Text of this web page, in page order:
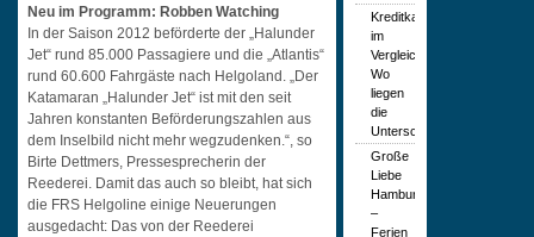
Neu im Programm: Robben Watching
In der Saison 2012 beförderte der „Halunder
Jet“ rund 85.000 Passagiere und die „Atlantis“
rund 60.600 Fahrgäste nach Helgoland. „Der
Katamaran „Halunder Jet“ ist mit den seit
Jahren konstanten Beförderungszahlen aus
dem Inselbild nicht mehr wegzudenken.“, so
Birte Dettmers, Pressesprecherin der
Reederei. Damit das auch so bleibt, hat sich
die FRS Helgoline einige Neuerungen
ausgedacht: Das von der Reederei
Kreditkartenarten
im
Vergleich:
Wo
liegen
die
Unterschiede?
Große
Liebe
Hamburg
–
Ferien